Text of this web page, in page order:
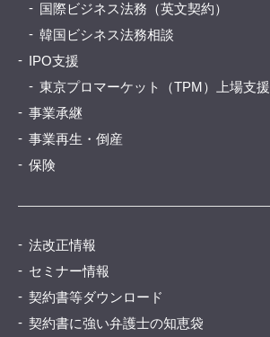
国際ビジネス法務（英文契約）
韓国ビシネス法務相談
IPO支援
東京プロマーケット（TPM）上場支援
事業承継
事業再生・倒産
保険
法改正情報
セミナー情報
契約書等ダウンロード
契約書に強い弁護士の知恵袋